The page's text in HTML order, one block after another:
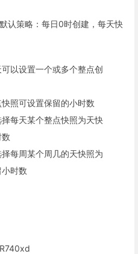
认策略：每日0时创建，每天快
以设置一个或多个整点创
照可设置保留的小时数
每天某个整点快照为天快
每周某个周几的天快照为
时数